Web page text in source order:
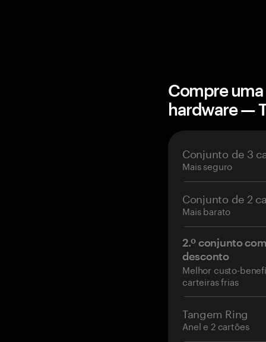
Compre
hardware —
Conjunto de 3
Mais seguro
Conjunto de 2
Mais barato
2.º conjunto
desconto
Melhor custo-
carteiras frias
Tangem Ring
Anel e 2 cartões